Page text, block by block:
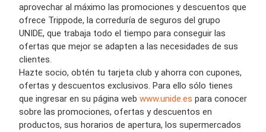
aprovechar al máximo las promociones y descuentos que
ofrece Trippode, la correduría de seguros del grupo
UNIDE, que trabaja todo el tiempo para conseguir las
ofertas que mejor se adapten a las necesidades de sus
clientes.
Hazte socio, obtén tu tarjeta club y ahorra con cupones,
ofertas y descuentos exclusivos. Para ello sólo tienes
que ingresar en su página web www.unide.es para conocer
sobre las promociones, ofertas y descuentos en
productos, sus horarios de apertura, los supermercados